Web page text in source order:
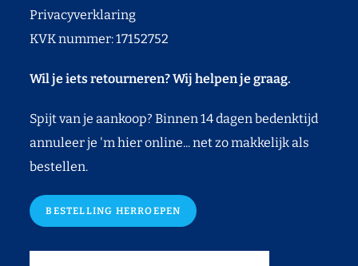
Privacyverklaring
KVK nummer: 17152752
Wil je iets retourneren? Wij helpen je graag.
Spijt van je aankoop? Binnen 14 dagen bedenktijd
annuleer je 'm hier online... net zo makkelijk als
bestellen.
BESTELLING HERROEPEN